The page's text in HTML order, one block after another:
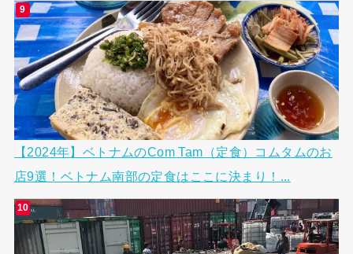
【2024年】ベトナムのCom Tam（定食）コムタムのお
店9選！ベトナム南部の定食はここに決まり！...